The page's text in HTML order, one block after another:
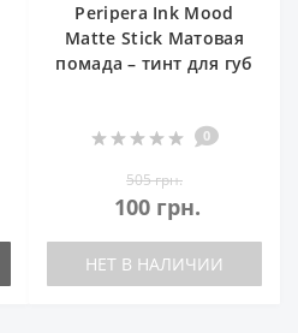
Peripera Ink Mood
Matte Stick Матовая
помада – тинт для губ
0
505 грн.
100 грн.
НЕТ В НАЛИЧИИ